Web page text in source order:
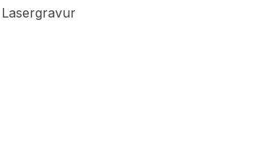
Lasergravur